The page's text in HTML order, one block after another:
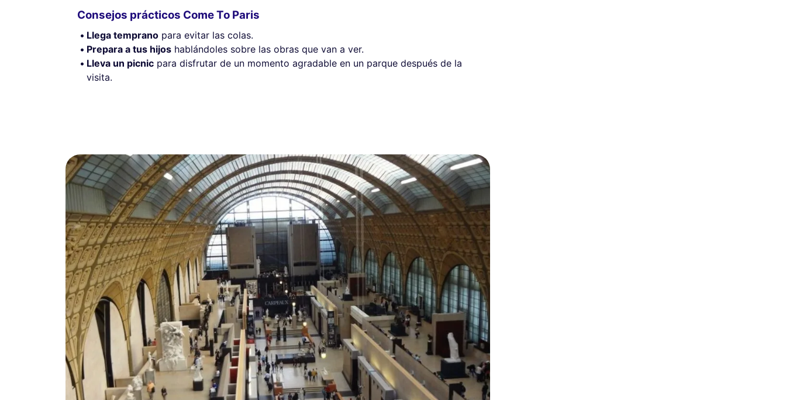
Consejos prácticos Come To Paris
Llega temprano para evitar las colas.
Prepara a tus hijos hablándoles sobre las obras que van a ver.
Lleva un picnic para disfrutar de un momento agradable en un parque después de la
visita.